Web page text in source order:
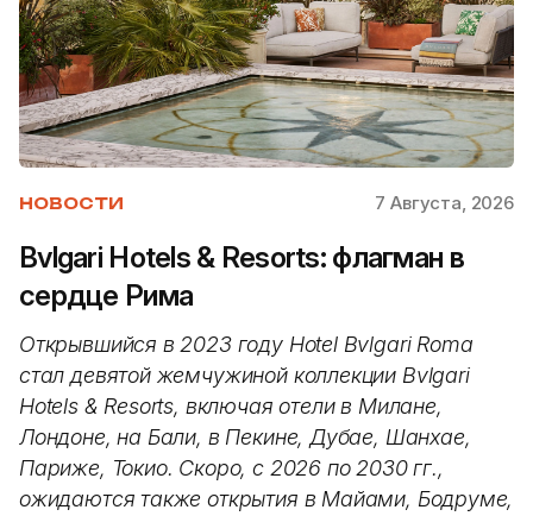
НОВОСТИ 7 Августа, 2026
Bvlgari Hotels & Resorts: флагман в
сердце Рима
Открывшийся в 2023 году Hotel Bvlgari Roma
стал девятой жемчужиной коллекции Bvlgari
Hotels & Resorts, включая отели в Милане,
Лондоне, на Бали, в Пекине, Дубае, Шанхае,
Париже, Токио. Скоро, с 2026 по 2030 гг.,
ожидаются также открытия в Майами, Бодруме,